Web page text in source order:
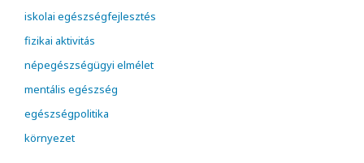
iskolai egészségfejlesztés
fizikai aktivitás
népegészségügyi elmélet
mentális egészség
egészségpolitika
környezet